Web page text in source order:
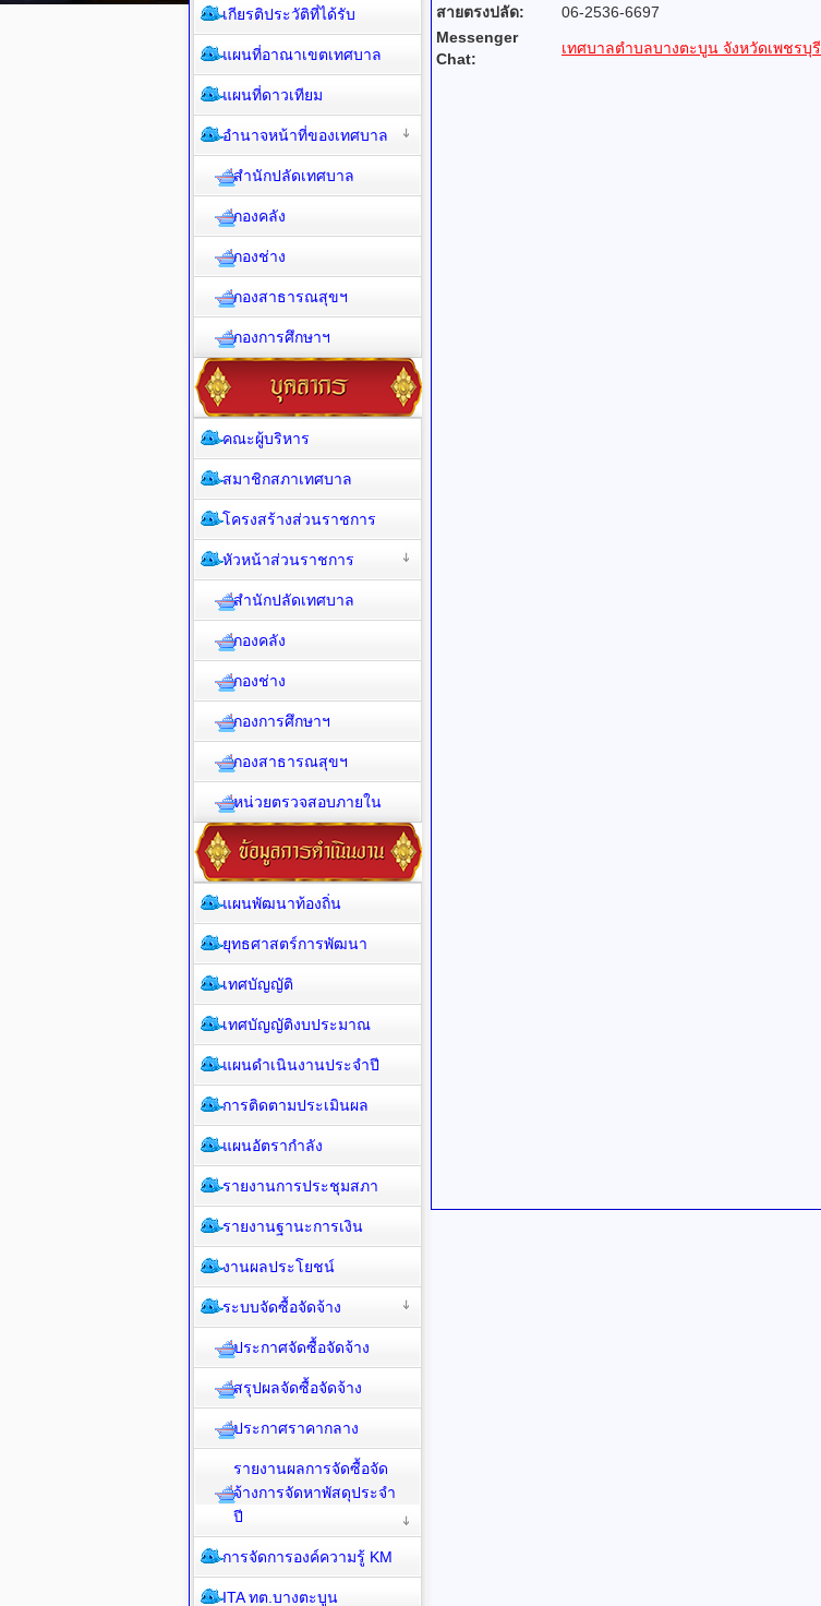
สายตรงปลัด:
06-2536-6697
Messenger
Chat:
เทศบาลตำบลบางตะบูน จังหวัดเพชรบุรี
เกียรติประวัติที่ได้รับ
แผนที่อาณาเขตเทศบาล
แผนที่ดาวเทียม
อำนาจหน้าที่ของเทศบาล
สำนักปลัดเทศบาล
กองคลัง
กองช่าง
กองสาธารณสุขฯ
กองการศึกษาฯ
คณะผู้บริหาร
สมาชิกสภาเทศบาล
โครงสร้างส่วนราชการ
หัวหน้าส่วนราชการ
สำนักปลัดเทศบาล
กองคลัง
กองช่าง
กองการศึกษาฯ
กองสาธารณสุขฯ
หน่วยตรวจสอบภายใน
แผนพัฒนาท้องถิ่น
ยุทธศาสตร์การพัฒนา
เทศบัญญัติ
เทศบัญญัติงบประมาณ
แผนดำเนินงานประจำปี
การติดตามประเมินผล
แผนอัตรากำลัง
รายงานการประชุมสภา
รายงานฐานะการเงิน
งานผลประโยชน์
ระบบจัดซื้อจัดจ้าง
ประกาศจัดซื้อจัดจ้าง
สรุปผลจัดซื้อจัดจ้าง
ประกาศราคากลาง
รายงานผลการจัดซื้อจัด
จ้างการจัดหาพัสดุประจำ
ปี
การจัดการองค์ความรู้ KM
ITA ทต.บางตะบูน